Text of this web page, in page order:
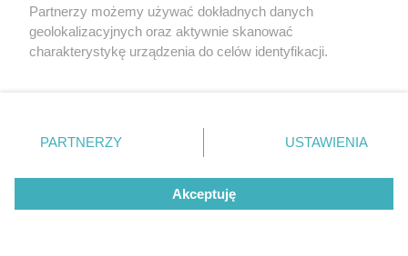
DZIENNIKARSTWO SPORTOWE
Legendarny głos kolarstwa
odszedł po ciężkiej chorobie
Partnerzy możemy używać dokładnych danych
geolokalizacyjnych oraz aktywnie skanować
charakterystykę urządzenia do celów identyfikacji.
zmienić/wycofać klikając przycisk ustawień prywatności
znajdujący się w lewym dolnym rogu strony
rodzaje przetwarzania danych nie wymagają zgody
użytkownika, ale masz prawo sprzeciwić się takiemu
przetwarzaniu. Preferencje będą miały zastosowanie tylko
PARTNERZY USTAWIENIA
Akceptuję